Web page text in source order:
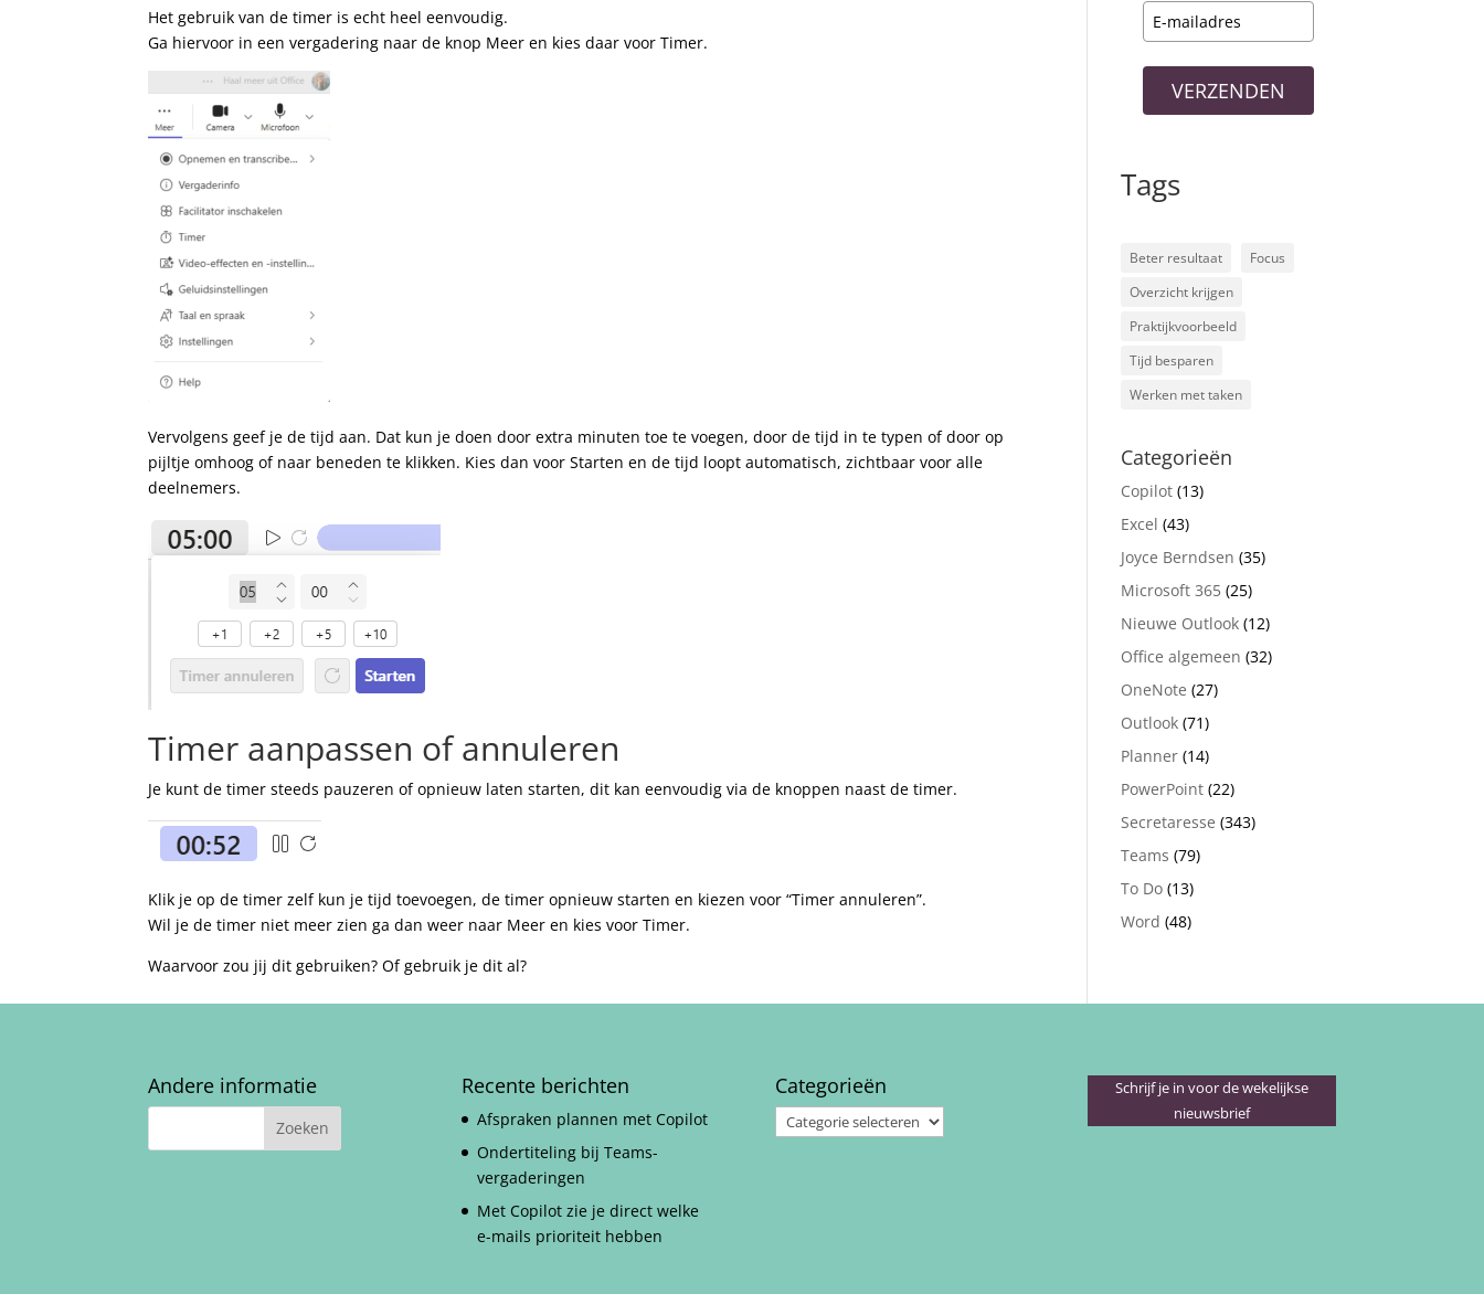
Het gebruik van de timer is echt heel eenvoudig.
Ga hiervoor in een vergadering naar de knop Meer en kies daar voor Timer.
Vervolgens geef je de tijd aan. Dat kun je doen door extra minuten toe te voegen, door de tijd in te typen of door op
pijltje omhoog of naar beneden te klikken. Kies dan voor Starten en de tijd loopt automatisch, zichtbaar voor alle
deelnemers.
Timer aanpassen of annuleren
Je kunt de timer steeds pauzeren of opnieuw laten starten, dit kan eenvoudig via de knoppen naast de timer.
Klik je op de timer zelf kun je tijd toevoegen, de timer opnieuw starten en kiezen voor “Timer annuleren”.
Wil je de timer niet meer zien ga dan weer naar Meer en kies voor Timer.
Waarvoor zou jij dit gebruiken? Of gebruik je dit al?
VERZENDEN
Tags
Beter resultaat
Focus
Overzicht krijgen
Praktijkvoorbeeld
Tijd besparen
Werken met taken
Categorieën
Copilot (13)
Excel (43)
Joyce Berndsen (35)
Microsoft 365 (25)
Nieuwe Outlook (12)
Office algemeen (32)
OneNote (27)
Outlook (71)
Planner (14)
PowerPoint (22)
Secretaresse (343)
Teams (79)
To Do (13)
Word (48)
Andere informatie Recente berichten
Afspraken plannen met Copilot
Ondertiteling bij Teams-
vergaderingen
Met Copilot zie je direct welke
e-mails prioriteit hebben
Categorieën
Categorieën
Schrijf je in voor de wekelijkse
nieuwsbrief